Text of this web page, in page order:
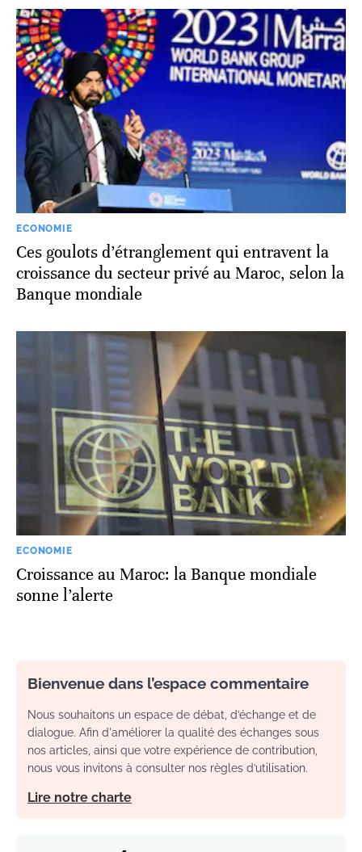
ECONOMIE
Ces goulots d’étranglement qui entravent la
croissance du secteur privé au Maroc, selon la
Banque mondiale
ECONOMIE
Croissance au Maroc: la Banque mondiale
sonne l’alerte
Bienvenue dans l’espace commentaire
Nous souhaitons un espace de débat, d’échange et de
dialogue. Afin d'améliorer la qualité des échanges sous
nos articles, ainsi que votre expérience de contribution,
nous vous invitons à consulter nos règles d’utilisation.
Lire notre charte